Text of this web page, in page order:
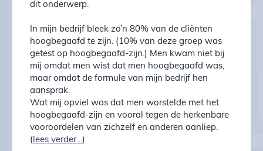
dit onderwerp.
In mijn bedrijf bleek zo’n 80% van de cliënten
hoogbegaafd te zijn. (10% van deze groep was
getest op hoogbegaafd-zijn.) Men kwam niet bij
mij omdat men wist dat men hoogbegaafd was,
maar omdat de formule van mijn bedrijf hen
aansprak.
Wat mij opviel was dat men worstelde met het
hoogbegaafd-zijn en vooral tegen de herkenbare
vooroordelen van zichzelf en anderen aanliep.
(lees verder…)